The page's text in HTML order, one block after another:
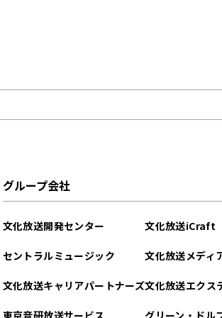
グループ会社
文化放送開発センター
セントラルミュージック
文化放送キャリアパートナーズ
東京音研放送サービス
文化放送iCraft
文化放送メディ
文化放送エクス
グリーン・ドル